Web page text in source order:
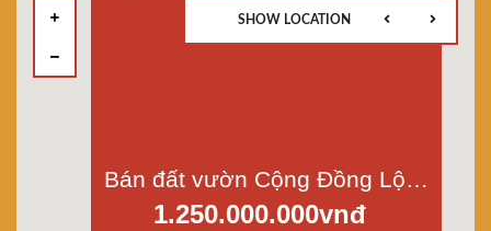
Bán đất vườn Cộng Đồng Lộc Hậu, Mỹ Lộc, Cần Giuộc, Long An, dt 891m2 giá 1,25 tỷ
1.250.000.000vnđ
SHOW LOCATION